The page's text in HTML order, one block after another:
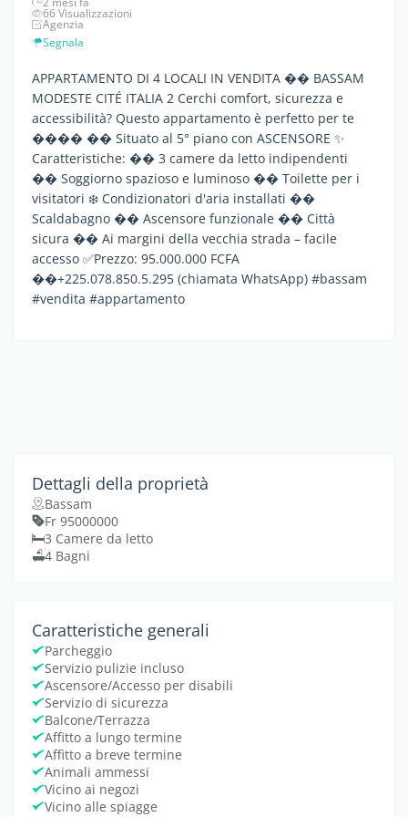
66 Visualizzazioni
Agenzia
Segnala
APPARTAMENTO DI 4 LOCALI IN VENDITA �� BASSAM
MODESTE CITÉ ITALIA 2 Cerchi comfort, sicurezza e
accessibilità? Questo appartamento è perfetto per te
���� �� Situato al 5° piano con ASCENSORE ✨
Caratteristiche: ��️ 3 camere da letto indipendenti
��️ Soggiorno spazioso e luminoso �� Toilette per i
visitatori ❄️ Condizionatori d'aria installati ��
Scaldabagno �� Ascensore funzionale �� Città
sicura ��️ Ai margini della vecchia strada – facile
accesso ✅Prezzo: 95.000.000 FCFA
��+225.078.850.5.295 (chiamata WhatsApp) #bassam
#vendita #appartamento
Dettagli della proprietà
Bassam
Fr 95000000
3 Camere da letto
4 Bagni
Caratteristiche generali
Parcheggio
Servizio pulizie incluso
Ascensore/Accesso per disabili
Servizio di sicurezza
Balcone/Terrazza
Affitto a lungo termine
Affitto a breve termine
Animali ammessi
Vicino ai negozi
Vicino alle spiagge